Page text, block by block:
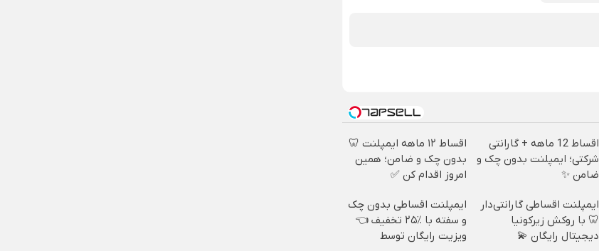
اقساط 12 ماهه + گارانتی
شرکتی؛ ایمپلنت بدون چک و
ضامن ✨
اقساط ۱۲ ماهه ایمپلنت 🦷
بدون چک و ضامن؛ همین
امروز اقدام کن ✅
ایمپلنت اقساطی گارانتی‌دار
🦷 با روکش زیرکونیا
دیجیتال رایگان 💫
ایمپلنت اقساطی بدون چک
و سفته با ٪۲۵ تخفیف 👈
ویزیت رایگان توسط